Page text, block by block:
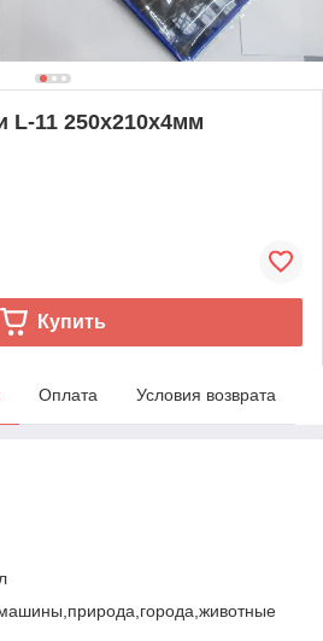
11 250x210x4мм
Купить
Оплата Условия возврата